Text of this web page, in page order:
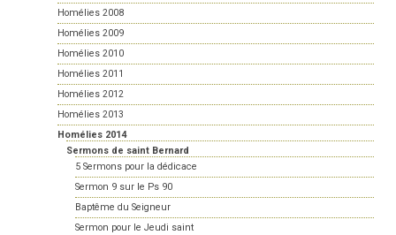
Homélies 2008
Homélies 2009
Homélies 2010
Homélies 2011
Homélies 2012
Homélies 2013
Homélies 2014
Sermons de saint Bernard
5 Sermons pour la dédicace
Sermon 9 sur le Ps 90
Baptême du Seigneur
Sermon pour le Jeudi saint